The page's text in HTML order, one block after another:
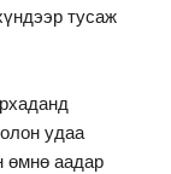
тусаж
удаа
өмнө аадар